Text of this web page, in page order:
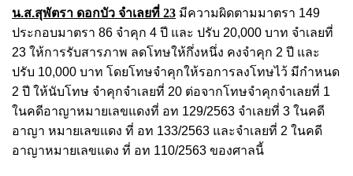
น.ส.สุพัตรา ดอกบัว จำเลยที่ 23 มีความผิดตามมาตรา 149
ประกอบมาตรา 86 จำคุก 4 ปี และ ปรับ 20,000 บาท จำเลยที่
23 ให้การรับสารภาพ ลดโทษให้กึ่งหนึ่ง คงจำคุก 2 ปี และ
ปรับ 10,000 บาท โดยโทษจำคุกให้รอการลงโทษไว้ มีกำหนด
2 ปี ให้นับโทษ จำคุกจำเลยที่ 20 ต่อจากโทษจำคุกจำเลยที่ 1
ในคดีอาญาหมายเลขแดงที่ อท 129/2563 จำเลยที่ 3 ในคดี
อาญา หมายเลขแดง ที่ อท 133/2563 และจำเลยที่ 2 ในคดี
อาญาหมายเลขแดง ที่ อท 110/2563 ของศาลนี้